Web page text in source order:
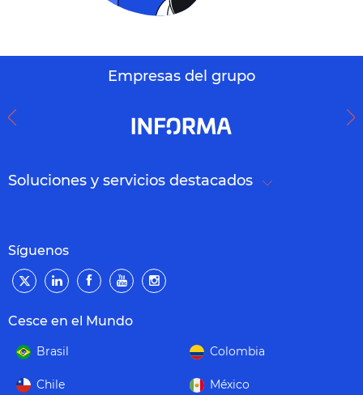
Empresas del grupo
Soluciones y servicios destacados
Síguenos
Cesce en el Mundo
Brasil Colombia
Chile México